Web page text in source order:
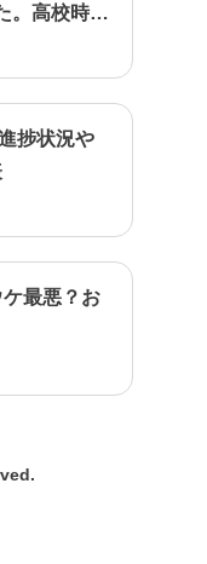
。高校時代
捗状況や
最悪？お